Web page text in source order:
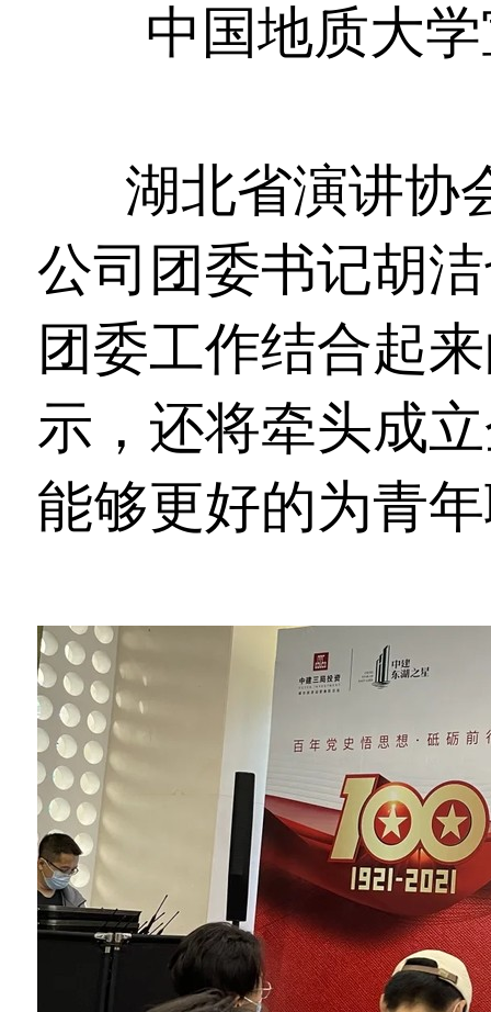
中国地质大
湖北省演讲协
公司团委书记胡
团委工作结合起
示，还将牵头成
能够更好的为青